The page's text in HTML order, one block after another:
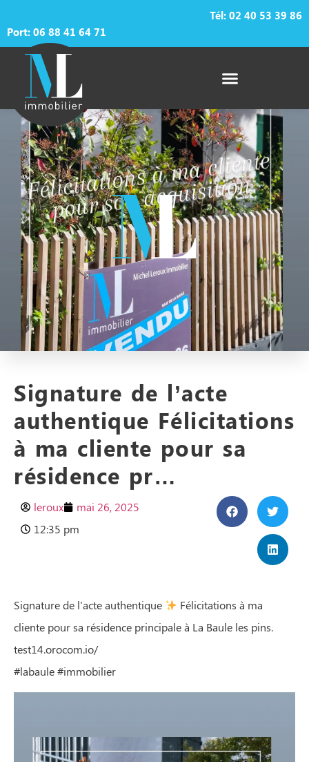
Tél: 02 40 53 39 86
Port: 06 88 41 64 71
Signature de l’acte
authentique Félicitations
à ma cliente pour sa
résidence pr…
leroux
mai 26, 2025
12:35 pm
Signature de l'acte authentique
Félicitations à ma
cliente pour sa résidence principale à La Baule les pins.
test14.orocom.io/
#labaule #immobilier